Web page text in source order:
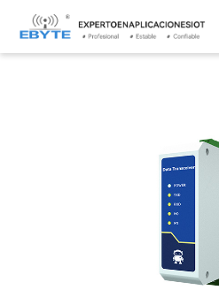
Home > Módem >
serie/Ethernet